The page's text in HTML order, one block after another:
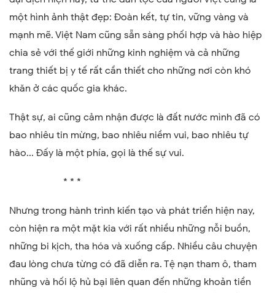
một hình ảnh thật đẹp: Đoàn kết, tự tin, vững vàng và
mạnh mẽ. Việt Nam cũng sẵn sàng phối hợp và hào hiệp
chia sẻ với thế giới những kinh nghiệm và cả những
trang thiết bị y tế rất cần thiết cho những nơi còn khó
khăn ở các quốc gia khác.
Thật sự, ai cũng cảm nhận được là đất nước mình đã có
bao nhiêu tin mừng, bao nhiêu niềm vui, bao nhiêu tự
hào... Đấy là một phía, gọi là thế sự vui.
* * *
Nhưng trong hành trình kiến tạo và phát triển hiện nay,
còn hiện ra một mặt kia với rất nhiều những nỗi buồn,
những bi kịch, tha hóa và xuống cấp. Nhiều câu chuyện
đau lòng chưa từng có đã diễn ra. Tệ nạn tham ô, tham
nhũng và hối lộ hủ bại liên quan đến những khoản tiền